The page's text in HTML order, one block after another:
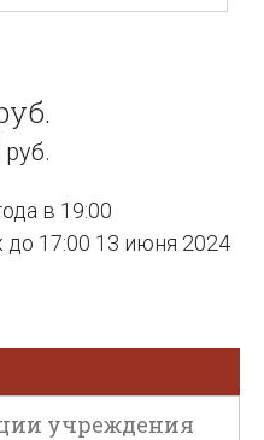
в 19:00
17:00 13 июня 2024
учреждения